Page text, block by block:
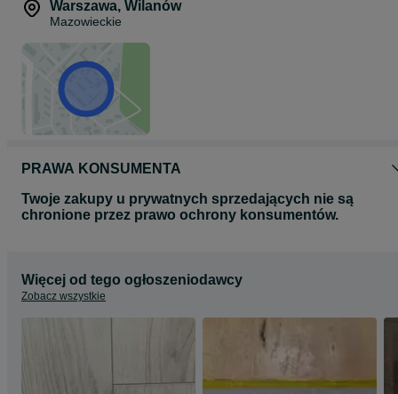
Klasa energetyczna A
Warszawa, Wilanów
Mazowieckie
PRAWA KONSUMENTA
Twoje zakupy u prywatnych sprzedających nie są
chronione przez prawo ochrony konsumentów.
Więcej od tego ogłoszeniodawcy
Zobacz wszystkie